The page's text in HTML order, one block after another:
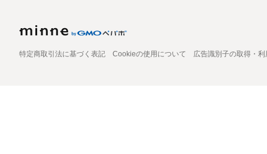
特定商取引法に基づく表記 Cookieの使用について 広告識別子の取得・利